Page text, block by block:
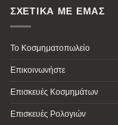
ΣΧΕΤΙΚΑ ΜΕ ΕΜΑΣ
Το Κοσμηματοπωλείο
Επικοινωνήστε
Επισκευές Κοσμημάτων
Επισκευές Ρολογιών